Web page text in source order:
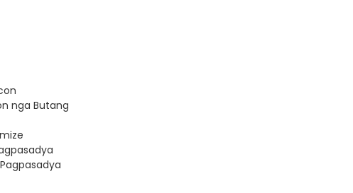
nga Butang